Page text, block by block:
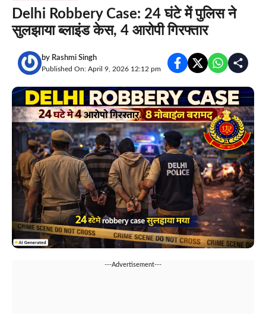
Delhi Robbery Case: 24 घंटे में पुलिस ने
सुलझाया ब्लाइंड केस, 4 आरोपी गिरफ्तार
by Rashmi Singh
Published On: April 9, 2026 12:12 pm
---Advertisement---